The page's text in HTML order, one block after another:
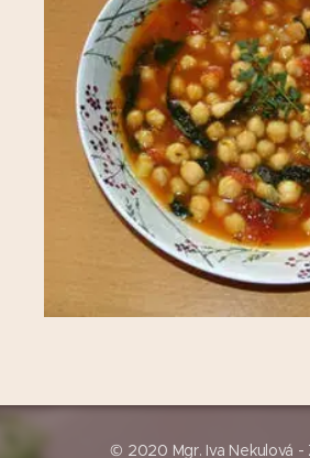
© 2020 Mgr. Iva Nekulová